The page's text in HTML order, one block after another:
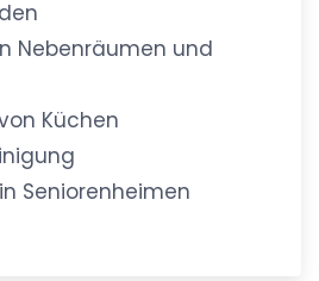
Nebenräumen und
Küchen
Seniorenheimen